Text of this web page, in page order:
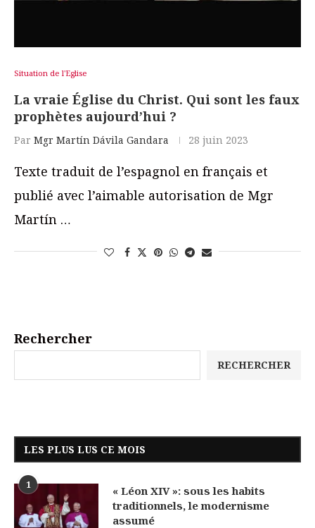
Situation de l'Eglise
La vraie Église du Christ. Qui sont les faux
prophètes aujourd’hui ?
Par Mgr Martín Dávila Gandara 28 juin 2023
Texte traduit de l’espagnol en français et
publié avec l’aimable autorisation de Mgr
Martín …
Rechercher
RECHERCHER
LES PLUS LUS CE MOIS
1
« Léon XIV »: sous les habits
traditionnels, le modernisme
assumé